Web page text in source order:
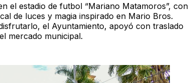
el estadio de futbol “Mariano Matamoros”, con
de luces y magia inspirado en Mario Bros.
el Ayuntamiento, apoyó con traslado
mercado municipal.